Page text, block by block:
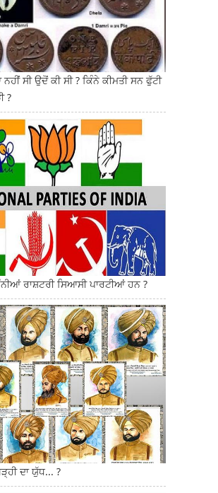
ਸੀ ਉਦੋਂ ਕੀ ਸੀ ? ਕਿੰਨੇ ਕੀਮਤੀ ਸਨ ਫੁੱਟੀ
?
ਰਾਸ਼ਟਰੀ ਸਿਆਸੀ ਪਾਰਟੀਆਂ ਹਨ ?
ਦਾ ਯੁੱਧ... ?